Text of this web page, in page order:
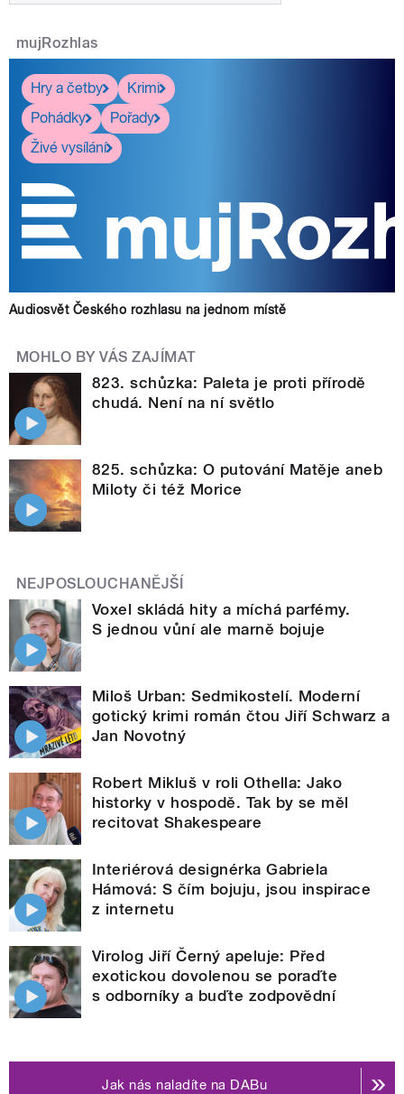
mujRozhlas
Hry a četby
Krimi
Pohádky
Pořady
Živé vysílání
Audiosvět Českého rozhlasu na jednom místě
MOHLO BY VÁS ZAJÍMAT
823. schůzka: Paleta je proti přírodě
chudá. Není na ní světlo
825. schůzka: O putování Matěje aneb
Miloty či též Morice
NEJPOSLOUCHANĚJŠÍ
Voxel skládá hity a míchá parfémy.
S jednou vůní ale marně bojuje
Miloš Urban: Sedmikostelí. Moderní
gotický krimi román čtou Jiří Schwarz a
Jan Novotný
Robert Mikluš v roli Othella: Jako
historky v hospodě. Tak by se měl
recitovat Shakespeare
Interiérová designérka Gabriela
Hámová: S čím bojuju, jsou inspirace
z internetu
Virolog Jiří Černý apeluje: Před
exotickou dovolenou se poraďte
s odborníky a buďte zodpovědní
Jak nás naladíte na DABu